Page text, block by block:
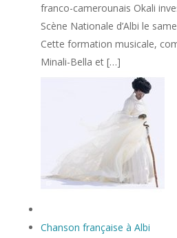
franco-camerounais Okali
Scène Nationale d’Albi le
Cette formation musicale,
Minali-Bella et […]
Chanson française à Albi